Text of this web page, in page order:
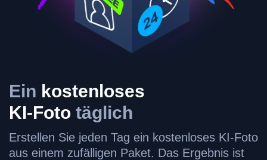
Ein kostenloses
KI-Foto täglich
Erstellen Sie jeden Tag ein kostenloses KI-Foto
aus einem zufälligen Paket. Das Ergebnis ist